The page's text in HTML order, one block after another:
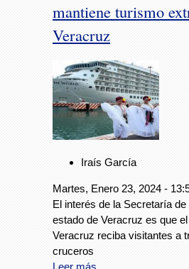
mantiene turismo
Veracruz
Iraís García
Martes, Enero 23, 2024 -
El interés de la Secretaría
estado de Veracruz es que
Veracruz reciba visitantes a
cruceros